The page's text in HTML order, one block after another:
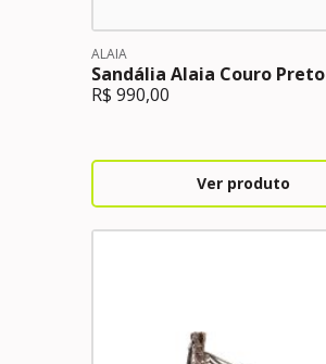
ALAIA
Sandália Alaia Couro Preto
R$ 990,00
Ver produto